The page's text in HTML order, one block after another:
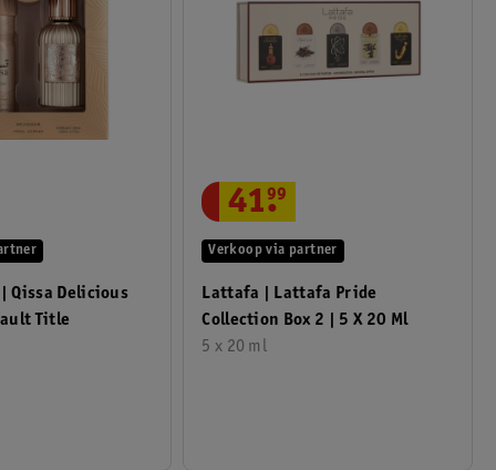
Qissa Delicious
| Default Title
Lattafa | Lattafa Pride
Collection Box 2 | 5 X 20 Ml
5 x 20 ml
Verkoop via partner
41.
99